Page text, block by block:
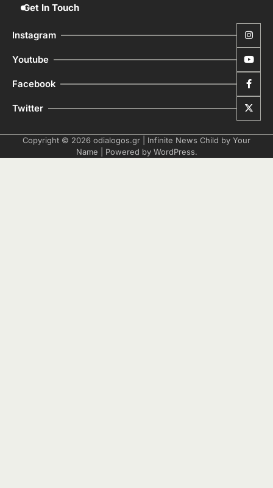
Get In Touch
Instagram
Youtube
Facebook
Twitter
Copyright © 2026 odialogos.gr | Infinite News Child by Your
Name | Powered by WordPress.